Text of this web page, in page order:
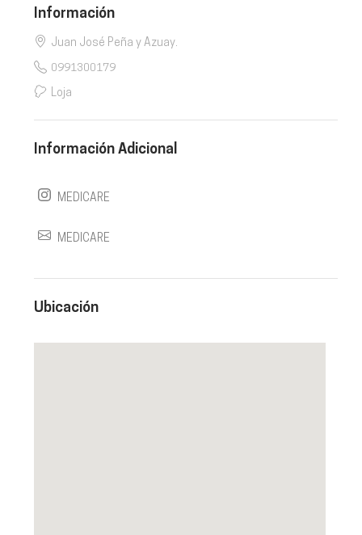
Información
Juan José Peña y Azuay.
0991300179
Loja
Información Adicional
MEDICARE
MEDICARE
Ubicación